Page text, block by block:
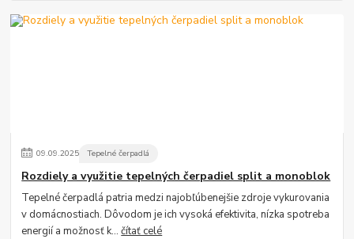
09.09.2025 Tepelné čerpadlá
Rozdiely a využitie tepelných čerpadiel split a monoblok
Tepelné čerpadlá patria medzi najobľúbenejšie zdroje vykurovania
v domácnostiach. Dôvodom je ich vysoká efektivita, nízka spotreba
energií a možnosť k...čítať celé